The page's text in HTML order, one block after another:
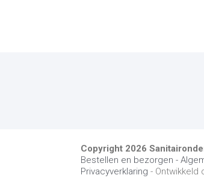
Copyright 2026
Bestellen en bezorgen -
Privacyverklaring - Ontwikkeld